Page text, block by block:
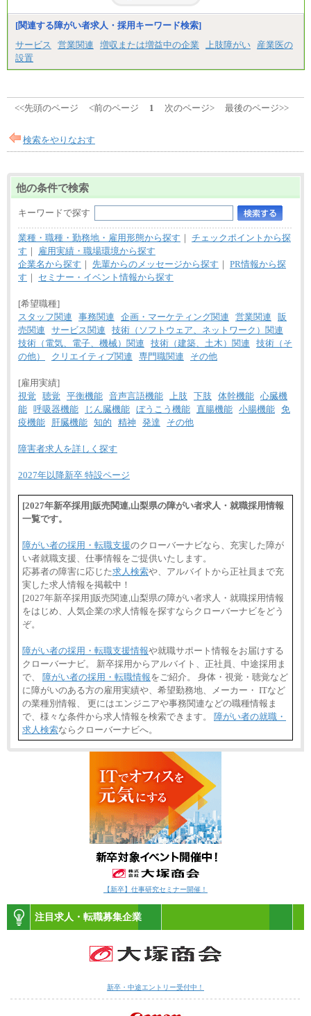
[関連する障がい者求人・採用キーワード検索]
サービス
営業関連 増収または増益中の企業 上肢障がい
産業医の
設置
<<先頭のページ <前のページ 1 次のページ> 最後のページ>>
検索をやりなおす
他の条件で検索
キーワードで探す
業種・職種・勤務地・雇用形態から探す ｜ チェックポイントから探
す ｜
雇用実績・職場環境から探す
企業名から探す ｜ 先輩からのメッセージから探す ｜ PR情報から探
す ｜ セミナー・イベント情報から探す
[希望職種]
スタッフ関連
事務関連 企画・マーケティング関連 営業関連
販
売関連
サービス関連
技術（ソフトウェア、ネットワーク）関連
技術（電気、電子、機械）関連
技術（建築、土木）関連
技術（そ
の他）
クリエイティブ関連 専門職関連 その他
[雇用実績]
視覚
聴覚 平衡機能 音声言語機能 上肢 下肢 体幹機能 心臓機
能 呼吸器機能 じん臓機能 ぼうこう機能 直腸機能 小腸機能 免
疫機能
肝臓機能 知的 精神 発達 その他
障害者求人を詳しく探す
2027年以降新卒 特設ページ
[2027年新卒採用]販売関連,山梨県の障がい者求人・就職採用情報
一覧です。
障がい者の採用・転職支援のクローバーナビなら、充実した障が
い者就職支援、仕事情報をご提供いたします。
応募者の障害に応じた求人検索や、アルバイトから正社員まで充
実した求人情報を掲載中！
[2027年新卒採用]販売関連,山梨県の障がい者求人・就職採用情報
をはじめ、人気企業の求人情報を探すならクローバーナビをどう
ぞ。
障がい者の採用・転職支援情報や就職サポート情報をお届けする
クローバーナビ。 新卒採用からアルバイト、正社員、中途採用ま
で、 障がい者の採用・転職情報をご紹介。 身体・視覚・聴覚など
に障がいのある方の雇用実績や、希望勤務地、メーカー・ ITなど
の業種別情報、 更にはエンジニアや事務関連などの職種情報ま
で、様々な条件から求人情報を検索できます。 障がい者の就職・
求人検索ならクローバーナビへ。
【新卒】仕事研究セミナー開催！
注目求人・転職募集企業
新卒・中途エントリー受付中！